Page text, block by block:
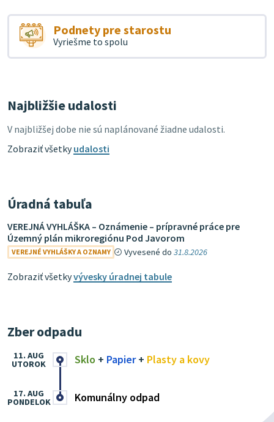
Podnety pre starostu
Vyriešme to spolu
Najbližšie udalosti
V najbližšej dobe nie sú naplánované žiadne udalosti.
Zobraziť všetkyudalosti
Úradná tabuľa
VEREJNÁ VYHLÁŠKA – Oznámenie – prípravné práce pre
Územný plán mikroregiónu Pod Javorom
VEREJNÉ VYHLÁŠKY A OZNAMY Vyvesené do31.8.2026
Zobraziť všetkyvývesky úradnej tabule
Zber odpadu
Sklo + Papier+ Plasty a kovy
11. AUG
UTOROK
Komunálny odpad
17. AUG
PONDELOK